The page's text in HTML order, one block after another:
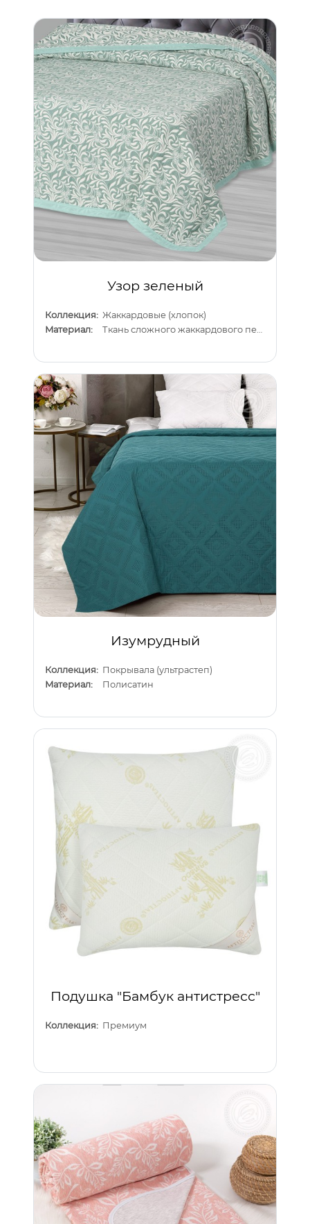
Узор зеленый
Коллекция: Жаккардовые (хлопок)
Материал:
Изумрудный
Коллекция: Покрывала (ультрастеп)
Материал:
Полисатин
Подушка "Бамбук антистресс"
Коллекция: Премиум